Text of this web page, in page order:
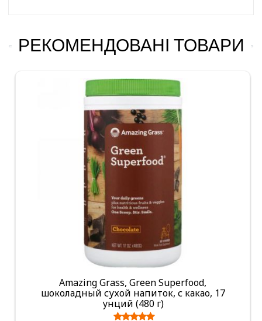
РЕКОМЕНДОВАНІ ТОВАРИ
Amazing Grass, Green Superfood,
шоколадный сухой напиток, с какао, 17
унций (480 г)